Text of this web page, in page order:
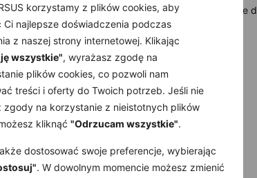
korzystamy z plików cookies, aby
Ci najlepsze doświadczenia podczas
z naszej strony internetowej. Klikając
wszystkie", wyrażasz zgodę na
plików cookies, co pozwoli nam
treści i oferty do Twoich potrzeb. Jeśli nie
zgody na korzystanie z nieistotnych plików
kliknąć "Odrzucam wszystkie".
dostosować swoje preferencje, wybierając
. W dowolnym momencie możesz zmienić
i radości. Dołącz już teraz i zobacz, jak Wasze
czasu
formularz